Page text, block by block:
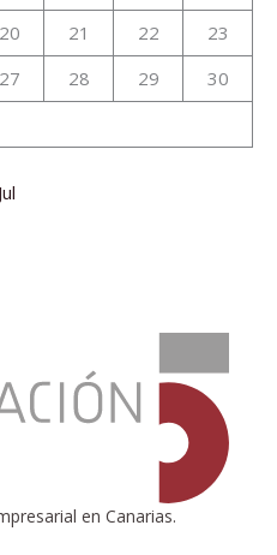
20 21 22
23
27 28 29
30
en Canarias.